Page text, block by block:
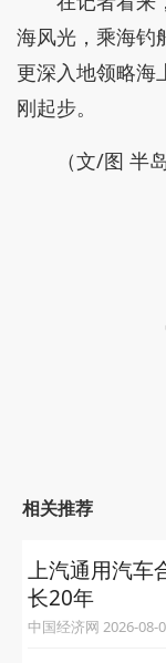
海风光，乘海钓
更深入地领略海
刚起步。
（文/图 半
相关推荐
上汽通用汽车
长20年
中国经济网